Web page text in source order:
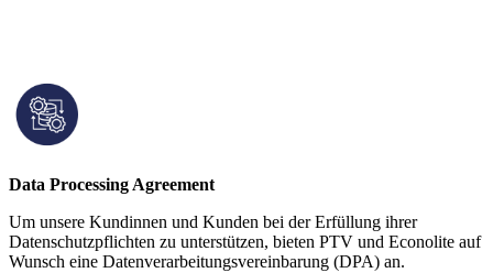
Data Processing Agreement
Um unsere Kundinnen und Kunden bei der Erfüllung ihrer
Datenschutzpflichten zu unterstützen, bieten PTV und Econolite auf
Wunsch eine Datenverarbeitungsvereinbarung (DPA) an.